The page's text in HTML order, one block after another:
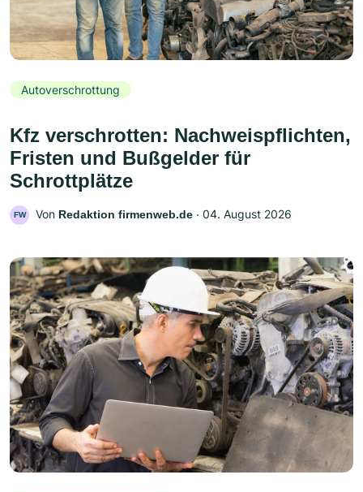
Autoverschrottung
Kfz verschrotten: Nachweispflichten,
Fristen und Bußgelder für
Schrottplätze
FW Von Redaktion firmenweb.de ‧ 04. August 2026